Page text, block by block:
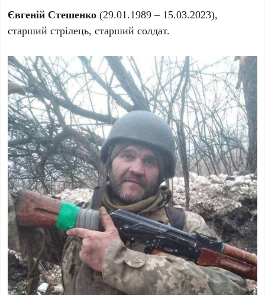
Євгеній Стешенко (29.01.1989 – 15.03.2023),
старший стрілець, старший солдат.